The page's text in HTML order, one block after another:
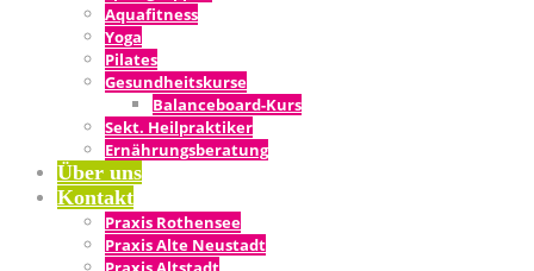
Aqua­fit­ness
Yoga
Pila­tes
Gesund­heits­kur­se
Balan­ce­­board-Kurs
Sekt. Heil­prak­ti­ker
Ernäh­rungs­be­ra­tung
Über uns
Kon­takt
Pra­xis Rothensee
Pra­xis Alte Neustadt